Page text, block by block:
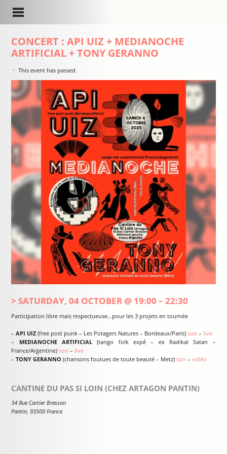
CONCERT : API UIZ + MEDIANOCHE
ARTIFICIAL + TONY GERANNO
This event has passed.
SATURDAY, 04 OCTOBER @ 19:00–22:30
Participation libre mais respectueuse…pour les 3 projets en tournée
–API UIZ (free post punk – Les Potagers Natures – Bordeaux/Paris)son – live
– MEDIANOCHE ARTIFICIAL(tango folk expé – ex Radikal Satan –
France/Argentine)son – live
–TONY GERANNO (chansons foutues de toute beauté – Metz)son –vidéo
CANTINE DU PAS SI LOIN (CHEZ ARTAGON PANTIN)
34 Rue Cartier Bresson
Pantin 93500 France